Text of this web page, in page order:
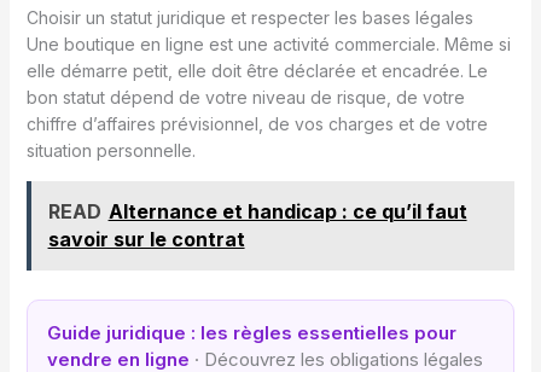
Choisir un statut juridique et respecter les bases légales
Une boutique en ligne est une activité commerciale. Même si
elle démarre petit, elle doit être déclarée et encadrée. Le
bon statut dépend de votre niveau de risque, de votre
chiffre d’affaires prévisionnel, de vos charges et de votre
situation personnelle.
READ Alternance et handicap : ce qu’il faut
savoir sur le contrat
Guide juridique : les règles essentielles pour
vendre en ligne · Découvrez les obligations légales